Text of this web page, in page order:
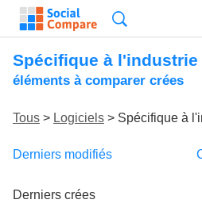
Spécifique à l'industrie
éléments à comparer crées
Tous > Logiciels > Spécifique à
Derniers modifiés
Derniers crées